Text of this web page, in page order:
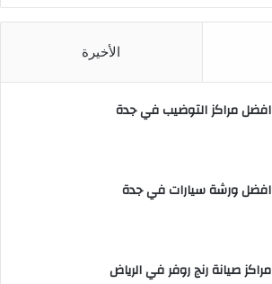
الأخيرة
افضل مراكز التوضيب في جدة
افضل ورشة سيارات في جدة
مراكز صيانة رنج روفر في الرياض